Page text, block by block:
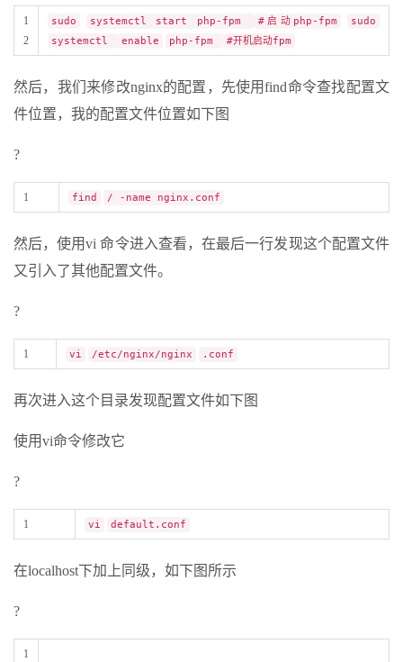
1
2
sudo systemctl start php-fpm #启动php-fpm
sudo
systemctl
enable php-fpm #开机启动fpm
然后，我们来修改nginx的配置，先使用find命令查找配置文
件位置，我的配置文件位置如下图
?
1 find / -name nginx.conf
然后，使用vi 命令进入查看，在最后一行发现这个配置文件
又引入了其他配置文件。
?
1 vi /etc/nginx/nginx .conf
再次进入这个目录发现配置文件如下图
使用vi命令修改它
?
1 vi default.conf
在localhost下加上同级，如下图所示
?
1